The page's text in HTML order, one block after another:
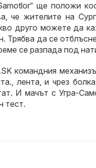
ще положи
че жителите на
друго можете да
Трябва да се
се разпада под
командния
лента, и чрез
И мачът с Угра-
тест.